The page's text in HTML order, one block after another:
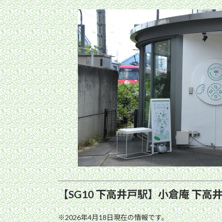
【SG10 下高井戸駅】小倉庵 下高
※2026年4月18日現在の情報です。